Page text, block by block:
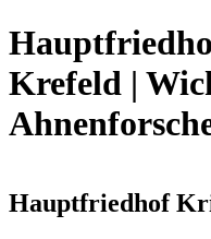
Krefeld |
Hauptfriedhof